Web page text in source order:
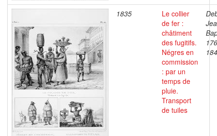
1835
Le collier
de fer :
châtiment
des fugitifs.
Négres en
commission
: par un
temps de
pluie.
Transport
de tuiles